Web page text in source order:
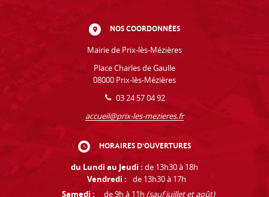
NOS COORDONNÉES
Mairie de Prix-lès-Mézières
Place Charles de Gaulle
08000 Prix-lès-Mézières
03 24 57 04 92
accueil@prix-les-mezieres.fr
HORAIRES D'OUVERTURES
du Lundi au Jeudi : de 13h30 à 18h
Vendredi :
de 13h30 à 17h
Samedi :
de 9h à 11h (sauf juillet et août)